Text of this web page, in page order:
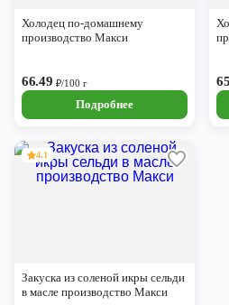
Холодец по-домашнему
производство Макси
66.49₽/100 г
Подробнее
4.1
Закуска из соленой икры сельди
в масле производство Макси